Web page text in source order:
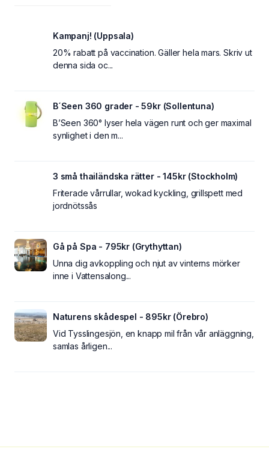
Kampanj! (Uppsala)
20% rabatt på vaccination. Gäller hela mars. Skriv ut
denna sida oc...
B´Seen 360 grader - 59kr (Sollentuna)
B’Seen 360° lyser hela vägen runt och ger maximal
synlighet i den m...
3 små thailändska rätter - 145kr (Stockholm)
Friterade vårrullar, wokad kyckling, grillspett med
jordnötssås
Gå på Spa - 795kr (Grythyttan)
Unna dig avkoppling och njut av vinterns mörker
inne i Vattensalong...
Naturens skådespel - 895kr (Örebro)
Vid Tysslingesjön, en knapp mil från vår anläggning,
samlas årligen...